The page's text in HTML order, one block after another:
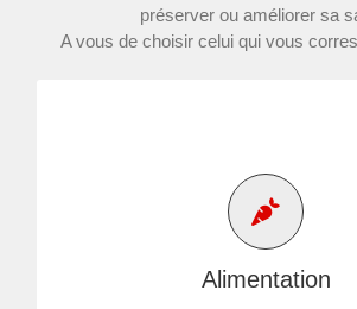
préserver ou améliorer sa
A vous de choisir celui qui vous
Alimentation